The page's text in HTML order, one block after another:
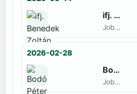
ifj. Benedek Zoltán
Jobbak · döntős: id. Benedek Zoltán
2026-02-28
Bodó Péter
Jobbak · döntős: Kocsó Sándor